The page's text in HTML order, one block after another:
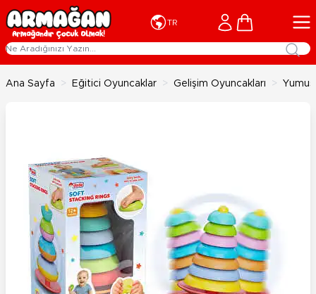
İçeriğe geç
TR Cart
Ana Sayfa > Eğitici Oyuncaklar > Gelişim Oyuncakları >